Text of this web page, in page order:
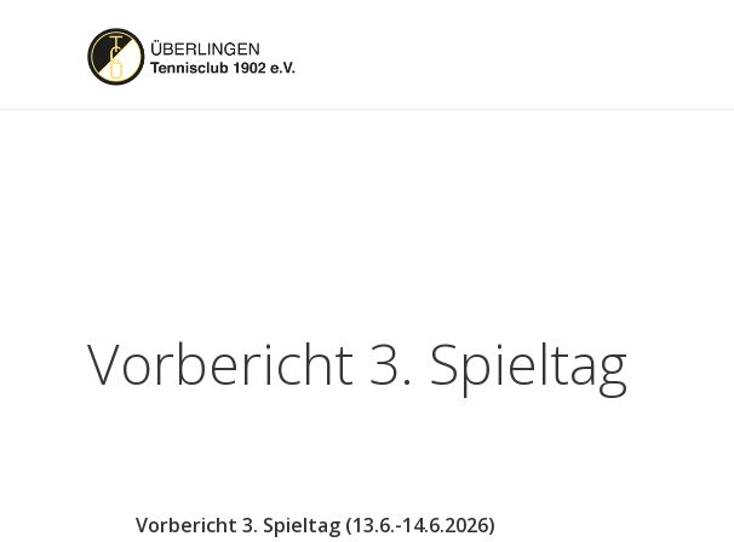
Vorbericht 3. Spieltag
Vorbericht 3. Spieltag (13.6.-14.6.2026)